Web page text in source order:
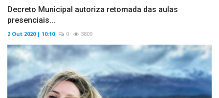
Decreto Municipal autoriza retomada das aulas
presenciais...
2 Out 2020 | 10:10 0 3809